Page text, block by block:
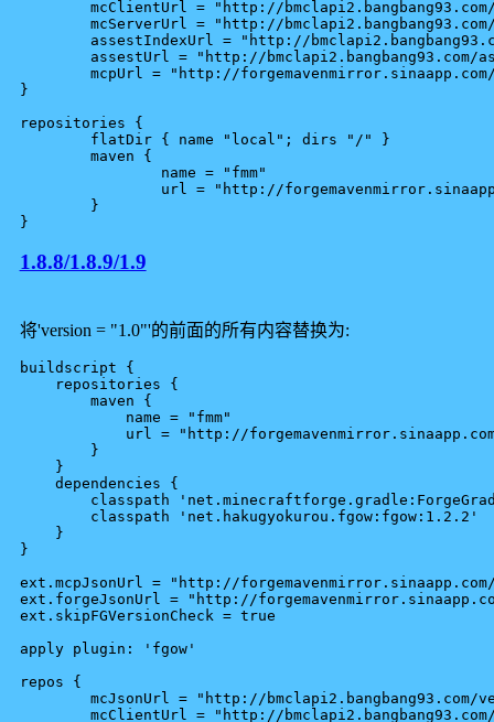
}
repositories {
1.8.8/1.8.9/1.9
将'version = "1.0"'的前面的所有内容替换为:
buildscript {
    repositories {
        maven {
            name = "fmm"
url = "http://
        }
    }
    dependencies {
    }
}
ext.mcpJsonUrl = "http://
ext.forgeJsonUrl = "http://
ext.skipFGVersionCheck = true
apply plugin: 'fgow'
repos {